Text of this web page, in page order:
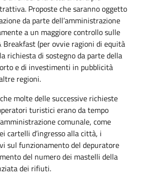
Proposte che saranno oggetto
da parte dell’amministrazione
a un maggiore controllo sulle
(per ovvie ragioni di equità
richiesta di sostegno da parte della
e di investimenti in pubblicità
regioni.
molte delle successive richieste
turistici erano da tempo
comunale, come
cartelli d’ingresso alla città, i
sul funzionamento del depuratore
del numero dei mastelli della
dei rifiuti.